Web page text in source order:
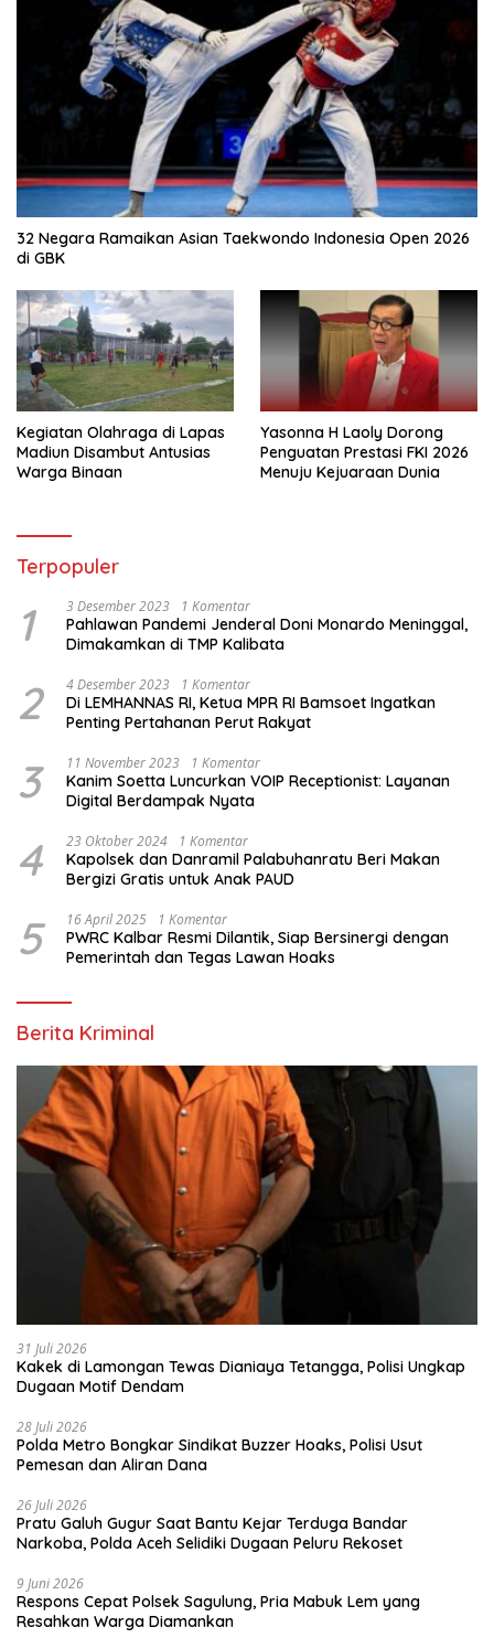
32 Negara Ramaikan Asian Taekwondo Indonesia Open 2026
di GBK
Kegiatan Olahraga di Lapas
Madiun Disambut Antusias
Warga Binaan
Yasonna H Laoly Dorong
Penguatan Prestasi FKI 2026
Menuju Kejuaraan Dunia
Terpopuler
1 3 Desember 2023 1 Komentar
Pahlawan Pandemi Jenderal Doni Monardo Meninggal,
Dimakamkan di TMP Kalibata
2 4 Desember 2023 1 Komentar
Di LEMHANNAS RI, Ketua MPR RI Bamsoet Ingatkan
Penting Pertahanan Perut Rakyat
3 11 November 2023 1 Komentar
Kanim Soetta Luncurkan VOIP Receptionist: Layanan
Digital Berdampak Nyata
4 23 Oktober 2024 1 Komentar
Kapolsek dan Danramil Palabuhanratu Beri Makan
Bergizi Gratis untuk Anak PAUD
5 16 April 2025 1 Komentar
PWRC Kalbar Resmi Dilantik, Siap Bersinergi dengan
Pemerintah dan Tegas Lawan Hoaks
Berita Kriminal
31 Juli 2026
Kakek di Lamongan Tewas Dianiaya Tetangga, Polisi Ungkap
Dugaan Motif Dendam
28 Juli 2026
Polda Metro Bongkar Sindikat Buzzer Hoaks, Polisi Usut
Pemesan dan Aliran Dana
26 Juli 2026
Pratu Galuh Gugur Saat Bantu Kejar Terduga Bandar
Narkoba, Polda Aceh Selidiki Dugaan Peluru Rekoset
9 Juni 2026
Respons Cepat Polsek Sagulung, Pria Mabuk Lem yang
Resahkan Warga Diamankan